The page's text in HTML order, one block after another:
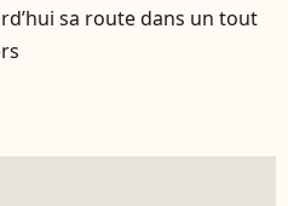
sa route dans un tout